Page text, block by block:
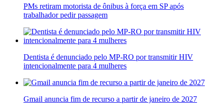
PMs retiram motorista de ônibus à força em SP após
trabalhador pedir passagem
Dentista é denunciado pelo MP-RO por transmitir HIV
intencionalmente para 4 mulheres
Gmail anuncia fim de recurso a partir de janeiro de 2027